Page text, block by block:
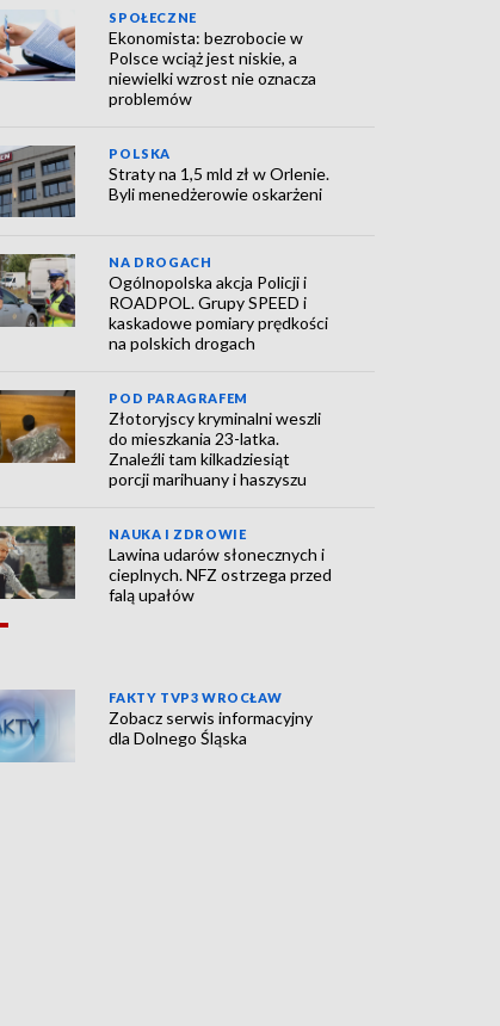
SPOŁECZNE
Ekonomista: bezrobocie w
Polsce wciąż jest niskie, a
niewielki wzrost nie oznacza
problemów
POLSKA
Straty na 1,5 mld zł w Orlenie.
Byli menedżerowie oskarżeni
NA DROGACH
Ogólnopolska akcja Policji i
ROADPOL. Grupy SPEED i
kaskadowe pomiary prędkości
na polskich drogach
POD PARAGRAFEM
Złotoryjscy kryminalni weszli
do mieszkania 23-latka.
Znaleźli tam kilkadziesiąt
porcji marihuany i haszyszu
NAUKA I ZDROWIE
Lawina udarów słonecznych i
cieplnych. NFZ ostrzega przed
falą upałów
FAKTY TVP3 WROCŁAW
Zobacz serwis informacyjny
dla Dolnego Śląska